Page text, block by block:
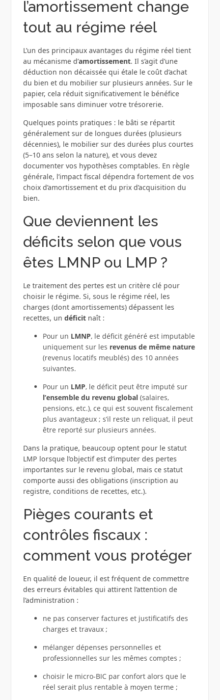
l’amortissement change
tout au régime réel
L’un des principaux avantages du régime réel tient
au mécanisme d’amortissement. Il s’agit d’une
déduction non décaissée qui étale le coût d’achat
du bien et du mobilier sur plusieurs années. Sur le
papier, cela réduit significativement le bénéfice
imposable sans diminuer votre trésorerie.
Quelques points pratiques : le bâti se répartit
généralement sur de longues durées (plusieurs
décennies), le mobilier sur des durées plus courtes
(5–10 ans selon la nature), et vous devez
documenter vos hypothèses comptables. En règle
générale, l’impact fiscal dépendra fortement de vos
choix d’amortissement et du prix d’acquisition du
bien.
Que deviennent les
déficits selon que vous
êtes LMNP ou LMP ?
Le traitement des pertes est un critère clé pour
choisir le régime. Si, sous le régime réel, les
charges (dont amortissements) dépassent les
recettes, un déficitnaît :
Pour un LMNP, le déficit généré est imputable
uniquement sur les revenus de même nature
(revenus locatifs meublés) des 10 années
suivantes.
Pour un LMP, le déficit peut être imputé sur
l’ensemble du revenu global(salaires,
pensions, etc.), ce qui est souvent fiscalement
plus avantageux ; s’il reste un reliquat, il peut
être reporté sur plusieurs années.
Dans la pratique, beaucoup optent pour le statut
LMP lorsque l’objectif est d’imputer des pertes
importantes sur le revenu global, mais ce statut
comporte aussi des obligations (inscription au
registre, conditions de recettes, etc.).
Pièges courants et
contrôles fiscaux :
comment vous protéger
En qualité de loueur, il est fréquent de commettre
des erreurs évitables qui attirent l’attention de
l’administration :
ne pas conserver factures et justificatifs des
charges et travaux ;
mélanger dépenses personnelles et
professionnelles sur les mêmes comptes ;
choisir le micro-BIC par confort alors que le
réel serait plus rentable à moyen terme ;